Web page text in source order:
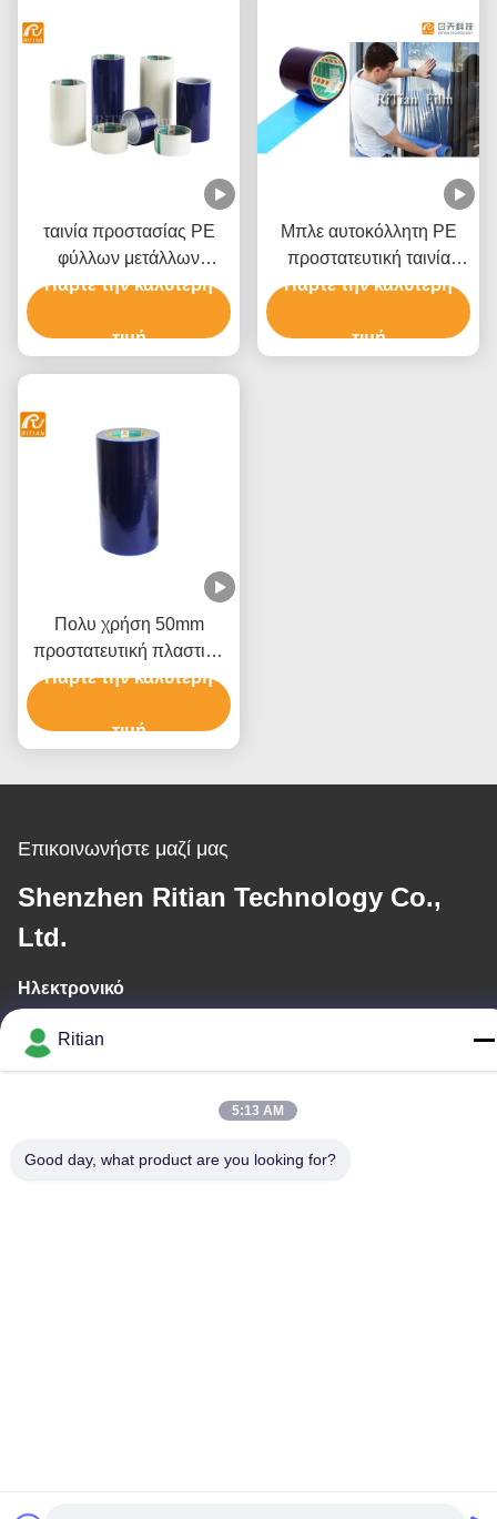
ταινία προστασίας PE
φύλλων μετάλλων
0.05mm μπλε για τη
αργιλίου
Πάρτε την καλύτερη
τιμή
Μπλε αυτοκόλλητη PE
προστατευτική ταινία
παραθύρων ταινιών
Πάρτε την καλύτερη
τιμή
Πολυ χρήση 50mm
προστατευτική πλαστική
ταινία για το τύλιγμα
Πάρτε την καλύτερη
τιμή
Επικοινωνήστε μαζί μας
Shenzhen Ritian Technology Co.,
Ltd.
Ηλεκτρονικό
sales01@ritiantech.com
Η διεύθυνσή μας
Ritian
5:13 AM
Good day, what product are you looking for?